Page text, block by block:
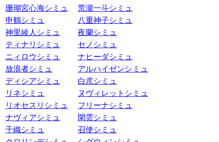
珊瑚宮心海シミュ
荒瀧一斗シミュ
申鶴シミュ
八重神子シミュ
神里綾人シミュ
夜蘭シミュ
ティナリシミュ
セノシミュ
ニィロウシミュ
ナヒーダシミュ
放浪者シミュ
アルハイゼンシミュ
ディシアシミュ
白朮シミュ
リネシミュ
ヌヴィレットシミュ
リオセスリシミュ
フリーナシミュ
ナヴィアシミュ
閑雲シミュ
千織シミュ
召使シミュ